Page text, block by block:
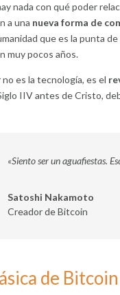
nada con qué poder
a una nueva forma de
que es la punta
muy pocos años.
es la tecnología, es el
IIV antes de Cristo,
«Siento ser un aguafiestas.
Satoshi Nakamoto
Creador de Bitcoin
de Bitcoin